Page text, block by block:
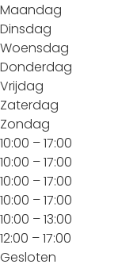
Maandag
Dinsdag
Woensdag
Donderdag
Vrijdag
Zaterdag
Zondag
10:00 – 17:00
10:00 – 17:00
10:00 – 17:00
10:00 – 17:00
10:00 – 13:00
12:00 – 17:00
Gesloten